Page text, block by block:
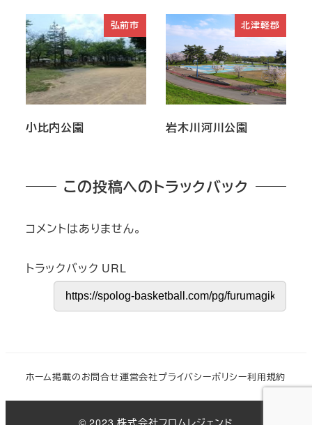
弘前市
小比内公園
北津軽郡
岩木川河川公園
この投稿へのトラックバック
コメントはありません。
トラックバック URL
ホーム掲載のお問合せ運営会社プライバシーポリシー利用規約
© 2023 株式会社フロムレジェンド